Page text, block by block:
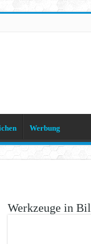
Werbung
Werkzeuge in